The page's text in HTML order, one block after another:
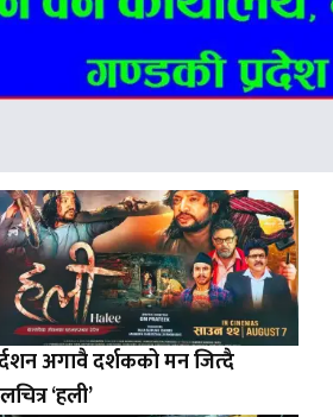
अगावै दर्शकको मन जित्दै
‘हली’